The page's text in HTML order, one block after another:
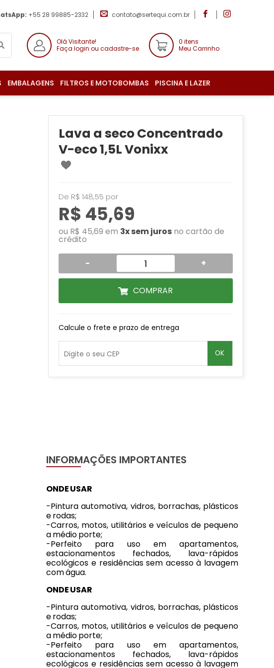
+55 28 99885-2332 contato@sertequi.com.br
Olá Visitante!
Faça login ou cadastre-se
0 itens
Meu Carrinho
EMBALAGENS FILTROS E MOTOBOMBAS PISCINA E LAZER
Lava a seco Concentrado
V-eco 1,5L Vonixx
De R$ 148,55 por
R$ 45,69
ou R$ 45,69 em 3x sem jurosno cartão de
crédito
- +
COMPRAR
Calcule o frete e prazo de entrega
OK
INFORMAÇÕES IMPORTANTES
ONDE USAR
-Pintura automotiva, vidros, borrachas, plásticos
e rodas;
-Carros, motos, utilitários e veículos de pequeno
a médio porte;
-Perfeito para uso em apartamentos,
estacionamentos fechados, lava-rápidos
ecológicos e residências sem acesso à lavagem
com água.
ONDE USAR
-Pintura automotiva, vidros, borrachas, plásticos
e rodas;
-Carros, motos, utilitários e veículos de pequeno
a médio porte;
-Perfeito para uso em apartamentos,
estacionamentos fechados, lava-rápidos
ecológicos e residências sem acesso à lavagem